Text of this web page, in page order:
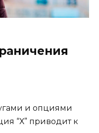
и опциями
“Х” приводит к